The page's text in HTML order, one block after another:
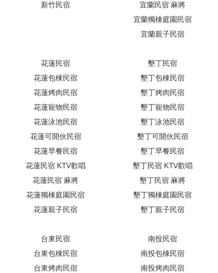
新竹民宿
宜蘭民宿 麻將
宜蘭獨棟庭園民宿
宜蘭親子民宿
花蓮民宿
花蓮包棟民宿
花蓮烤肉民宿
花蓮寵物民宿
花蓮泳池民宿
花蓮可開伙民宿
花蓮早餐民宿
花蓮民宿 KTV歡唱
花蓮民宿 麻將
花蓮獨棟庭園民宿
花蓮親子民宿
墾丁民宿
墾丁包棟民宿
墾丁烤肉民宿
墾丁寵物民宿
墾丁泳池民宿
墾丁可開伙民宿
墾丁早餐民宿
墾丁民宿 KTV歡唱
墾丁民宿 麻將
墾丁獨棟庭園民宿
墾丁親子民宿
台東民宿
台東包棟民宿
台東烤肉民宿
南投民宿
南投包棟民宿
南投烤肉民宿